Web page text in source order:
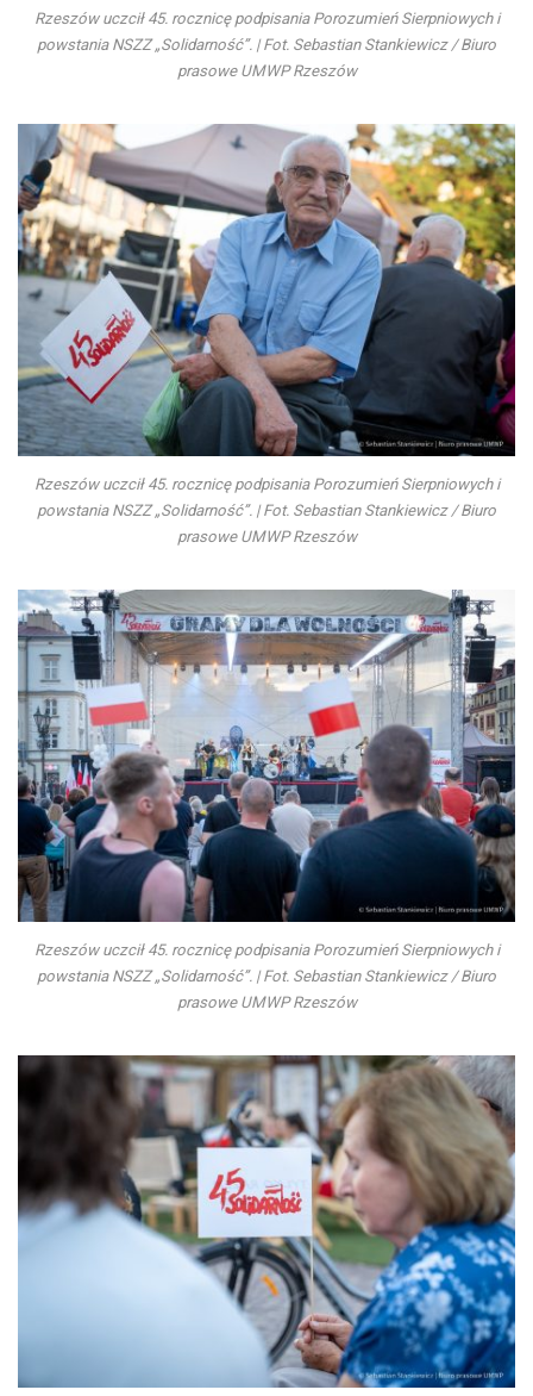
Rzeszów uczcił 45. rocznicę podpisania Porozumień Sierpniowych i
powstania NSZZ „Solidarność”. | Fot. Sebastian Stankiewicz / Biuro
prasowe UMWP Rzeszów
Rzeszów uczcił 45. rocznicę podpisania Porozumień Sierpniowych i
powstania NSZZ „Solidarność”. | Fot. Sebastian Stankiewicz / Biuro
prasowe UMWP Rzeszów
Rzeszów uczcił 45. rocznicę podpisania Porozumień Sierpniowych i
powstania NSZZ „Solidarność”. | Fot. Sebastian Stankiewicz / Biuro
prasowe UMWP Rzeszów